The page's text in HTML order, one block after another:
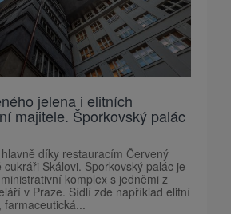
jelena i elitních
majitele. Šporkovský palác
díky restauracím Červený
cukráři Skálovi. Šporkovský palác je
komplex s jedněmi z
v Praze. Sídlí zde například elitní
farmaceutická...